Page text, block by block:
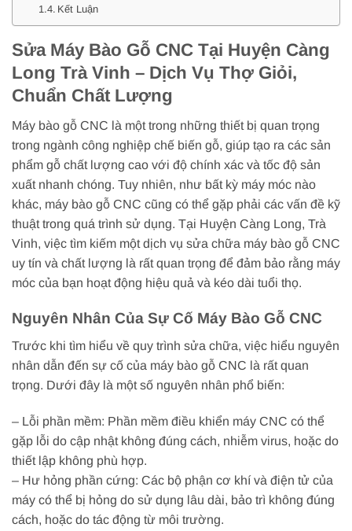
Kết Luận
Sửa Máy Bào Gỗ CNC Tại Huyện Càng
Long Trà Vinh – Dịch Vụ Thợ Giỏi,
Chuẩn Chất Lượng
Máy bào gỗ CNC là một trong những thiết bị quan trọng
trong ngành công nghiệp chế biến gỗ, giúp tạo ra các sản
phẩm gỗ chất lượng cao với độ chính xác và tốc độ sản
xuất nhanh chóng. Tuy nhiên, như bất kỳ máy móc nào
khác, máy bào gỗ CNC cũng có thể gặp phải các vấn đề kỹ
thuật trong quá trình sử dụng. Tại Huyện Càng Long, Trà
Vinh, việc tìm kiếm một dịch vụ sửa chữa máy bào gỗ CNC
uy tín và chất lượng là rất quan trọng để đảm bảo rằng máy
móc của bạn hoạt động hiệu quả và kéo dài tuổi thọ.
Nguyên Nhân Của Sự Cố Máy Bào Gỗ CNC
Trước khi tìm hiểu về quy trình sửa chữa, việc hiểu nguyên
nhân dẫn đến sự cố của máy bào gỗ CNC là rất quan
trọng. Dưới đây là một số nguyên nhân phổ biến:
– Lỗi phần mềm: Phần mềm điều khiển máy CNC có thể
gặp lỗi do cập nhật không đúng cách, nhiễm virus, hoặc do
thiết lập không phù hợp.
– Hư hỏng phần cứng: Các bộ phận cơ khí và điện tử của
máy có thể bị hỏng do sử dụng lâu dài, bảo trì không đúng
cách, hoặc do tác động từ môi trường.